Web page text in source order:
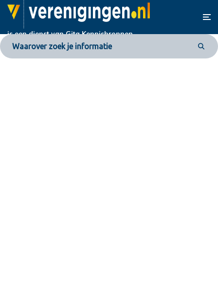
is een dienst vanGita Kennisbronnen